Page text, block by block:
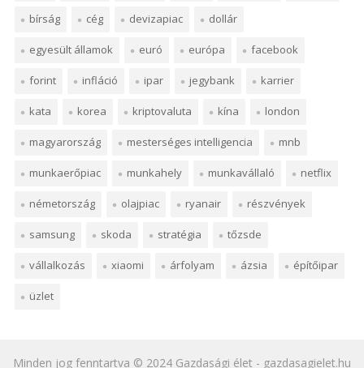
bírság cég devizapiac dollár
egyesült államok euró európa facebook
forint infláció ipar jegybank karrier
kata korea kriptovaluta kína london
magyarország mesterséges intelligencia mnb
munkaerőpiac munkahely munkavállaló netflix
németország olajpiac ryanair részvények
samsung skoda stratégia tőzsde
vállalkozás xiaomi árfolyam ázsia építőipar
üzlet
Minden jog fenntartva © 2024 Gazdasági élet - gazdasagielet.hu